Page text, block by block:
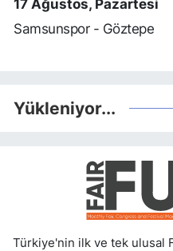
17 Ağustos, Pazartesi
Samsunspor - Göztepe
Yükleniyor...
Türkiye'nin ilk ve tek ulusal